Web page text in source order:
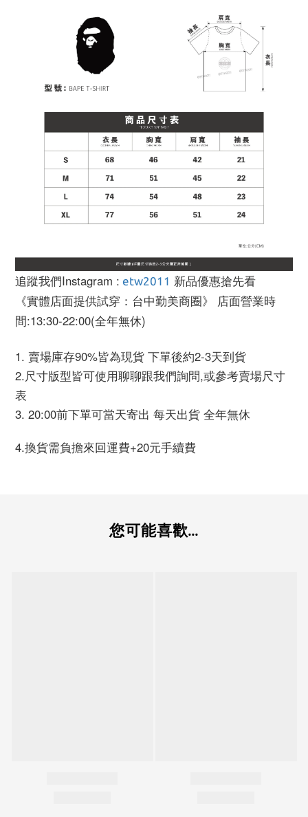
追蹤我們Instagram : etw2011 新品優惠搶先看
《實體店面提供試穿：台中勤美商圈》 店面營業時
間:13:30-22:00(全年無休)
1. 賣場庫存90%皆為現貨 下單後約2-3天到貨
2.尺寸版型皆可使用聊聊跟我們詢問,或參考賣場尺寸
表
3. 20:00前下單可當天寄出 每天出貨 全年無休
4.換貨需負擔來回運費+20元手續費
您可能喜歡...